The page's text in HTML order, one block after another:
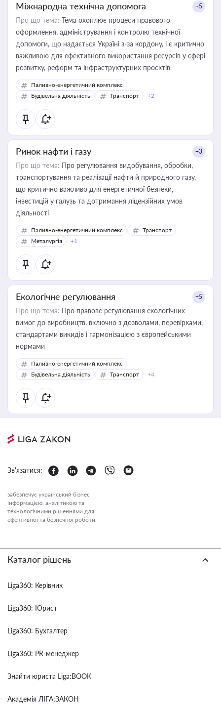
Міжнародна технічна допомога +5
Про що тема: Тема охоплює процеси правового
оформлення, адміністрування і контролю технічної
допомоги, що надається Україні з-за кордону, і є критично
важливою для ефективного використання ресурсів у сфері
розвитку, реформ та інфраструктурних проєктів
Паливно-енергетичний комплекс
Будівельна діяльність
Транспорт +2
Ринок нафти і газу +3
Про що тема: Про регулювання видобування, обробки,
транспортування та реалізації нафти й природного газу,
що критично важливо для енергетичної безпеки,
інвестицій у галузь та дотримання ліцензійних умов
діяльності
Паливно-енергетичний комплекс
Транспорт
Металургія
+1
Екологічне регулювання +5
Про що тема: Про правове регулювання екологічних
вимог до виробництв, включно з дозволами, перевірками,
стандартами викидів і гармонізацією з європейськими
нормами
Паливно-енергетичний комплекс
Будівельна діяльність
Транспорт +4
Зв'язатися:
забезпечує український бізнес
інформацією, аналітикою та
технологічними рішеннями для
ефективної та безпечної роботи.
Каталог рішень
Liga360: Керівник
Liga360: Юрист
Liga360: Бухгалтер
Liga360: PR-менеджер
Знайти юриста Liga:BOOK
Академія ЛІГА:ЗАКОН